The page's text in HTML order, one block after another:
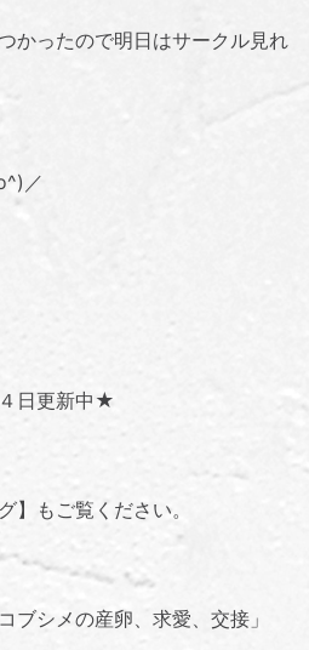
かったので明日はサークル見れ
／
日更新中★
】 もご覧ください。
コブシメの産卵、求愛、交接 」